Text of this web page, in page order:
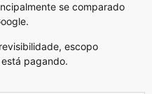
se comparado
escopo
pagando.